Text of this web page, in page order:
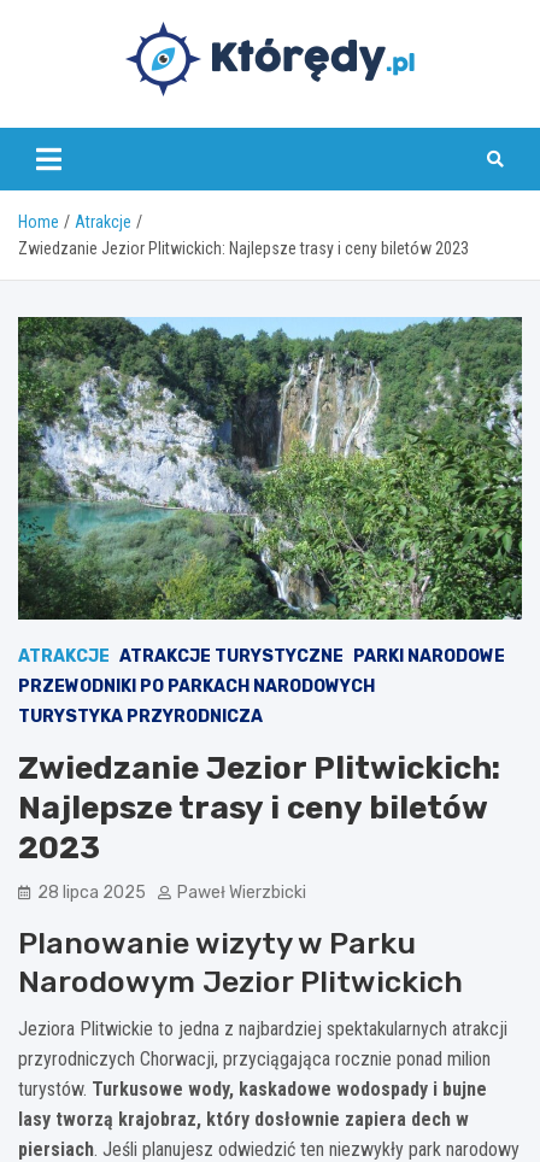
www.ktoredy.pl
Home
Atrakcje
Zwiedzanie Jezior Plitwickich: Najlepsze trasy i ceny biletów 2023
ATRAKCJE ATRAKCJE TURYSTYCZNE
PARKI NARODOWE
PRZEWODNIKI PO PARKACH NARODOWYCH
TURYSTYKA PRZYRODNICZA
Zwiedzanie Jezior Plitwickich:
Najlepsze trasy i ceny biletów
2023
28 lipca 2025 Paweł Wierzbicki
Planowanie wizyty w Parku
Narodowym Jezior Plitwickich
Jeziora Plitwickie to jedna z najbardziej spektakularnych atrakcji
przyrodniczych Chorwacji, przyciągająca rocznie ponad milion
turystów. Turkusowe wody, kaskadowe wodospady i bujne
lasy tworzą krajobraz, który dosłownie zapiera dech w
piersiach. Jeśli planujesz odwiedzić ten niezwykły park narodowy